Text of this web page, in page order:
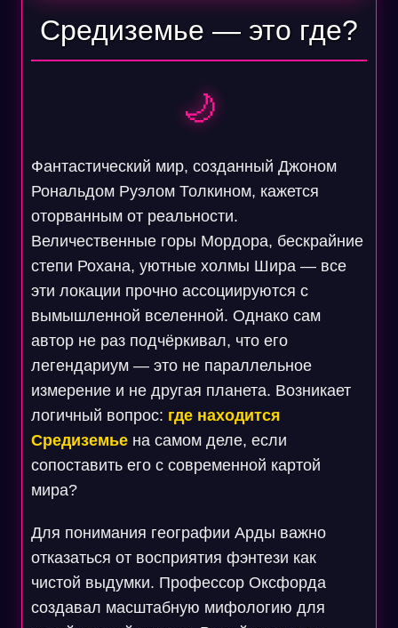
Средиземье — это где?
🌙
Фантастический мир, созданный Джоном
Рональдом Руэлом Толкином, кажется
оторванным от реальности.
Величественные горы Мордора, бескрайние
степи Рохана, уютные холмы Шира — все
эти локации прочно ассоциируются с
вымышленной вселенной. Однако сам
автор не раз подчёркивал, что его
легендариум — это не параллельное
измерение и не другая планета. Возникает
логичный вопрос: где находится
Средиземьена самом деле, если
сопоставить его с современной картой
мира?
Для понимания географии Арды важно
отказаться от восприятия фэнтези как
чистой выдумки. Профессор Оксфорда
создавал масштабную мифологию для